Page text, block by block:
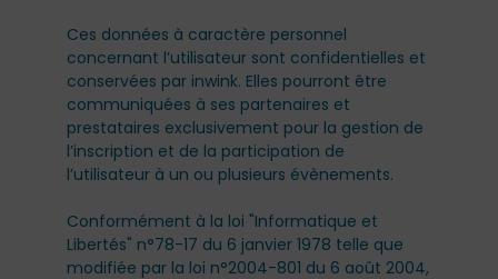
Ces données à caractère personnel
concernant l’utilisateur sont confidentielles et
conservées par inwink. Elles pourront être
communiquées à ses partenaires et
prestataires exclusivement pour la gestion de
l’inscription et de la participation de
l’utilisateur à un ou plusieurs évènements.
Conformément à la loi "Informatique et
Libertés" n°78-17 du 6 janvier 1978 telle que
modifiée par la loi n°2004-801 du 6 août 2004,